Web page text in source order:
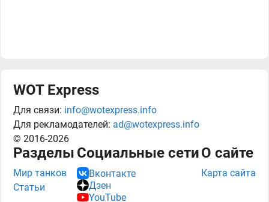
WOT Express
Для связи: info@wotexpress.info
Для рекламодателей: ad@wotexpress.info
© 2016-2026
Разделы
Мир танков
Статьи
Социальные сети
Вконтакте
Дзен
YouTube
О сайте
Карта сайта